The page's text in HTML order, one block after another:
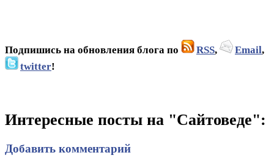
Подпишись на обновления блога по RSS, Email,
twitter!
Интересные посты на "Сайтоведе":
Добавить комментарий